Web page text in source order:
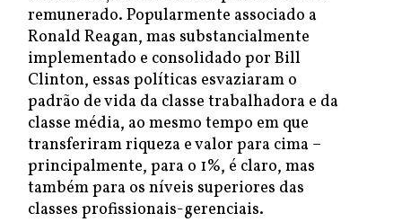
remunerado. Popularmente associado a
Ronald Reagan, mas substancialmente
implementado e consolidado por Bill
Clinton, essas políticas esvaziaram o
padrão de vida da classe trabalhadora e da
classe média, ao mesmo tempo em que
transferiram riqueza e valor para cima –
principalmente, para o 1%, é claro, mas
também para os níveis superiores das
classes profissionais-gerenciais.